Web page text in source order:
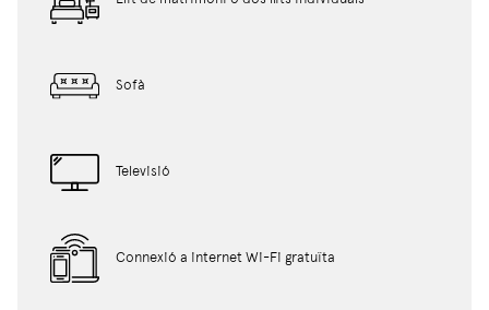
← Tornar al llistat d'apartaments
Sofà
Televisió
Connexió a internet Wi-Fi gratuïta